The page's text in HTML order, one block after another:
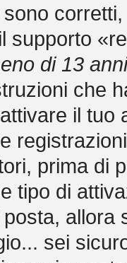
supporto
di 13
che
il tuo
prima di
tipo di
allora
sei